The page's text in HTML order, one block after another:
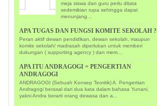
meja siswa dan guru perlu ditata
sedemikian rupa sehingga dapat
menunjang...
APA TUGAS DAN FUNGSI KOMITE SEKOLAH ?
Peran aktif dewan pendidikan, dewan sekolah, maupun
komite sekolah/ madrasah diperlukan untuk memberi
dukungan ( supporting agency ) dan mem...
APA ITU ANDRAGOGI = PENGERTIAN
ANDRAGOGI
ANDRAGOGI (Sebuah Konsep Teoritik) A. Pengertian
Andragogi berasal dari dua kata dalam bahasa Yunani,
yakni Andra berarti orang dewasa dan a...